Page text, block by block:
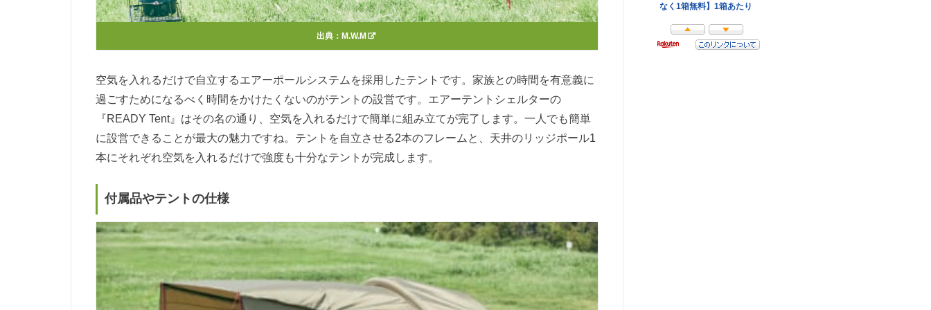
出典： M.W.M
空気を入れるだけで自立するエアーポールシステムを採用したテントです。家族との時間を有意義に
過ごすためになるべく時間をかけたくないのがテントの設営です。エアーテントシェルターの
『READY Tent』はその名の通り、空気を入れるだけで簡単に組み立てが完了します。一人でも簡単
に設営できることが最大の魅力ですね。テントを自立させる2本のフレームと、天井のリッジポール1
本にそれぞれ空気を入れるだけで強度も十分なテントが完成します。
付属品やテントの仕様